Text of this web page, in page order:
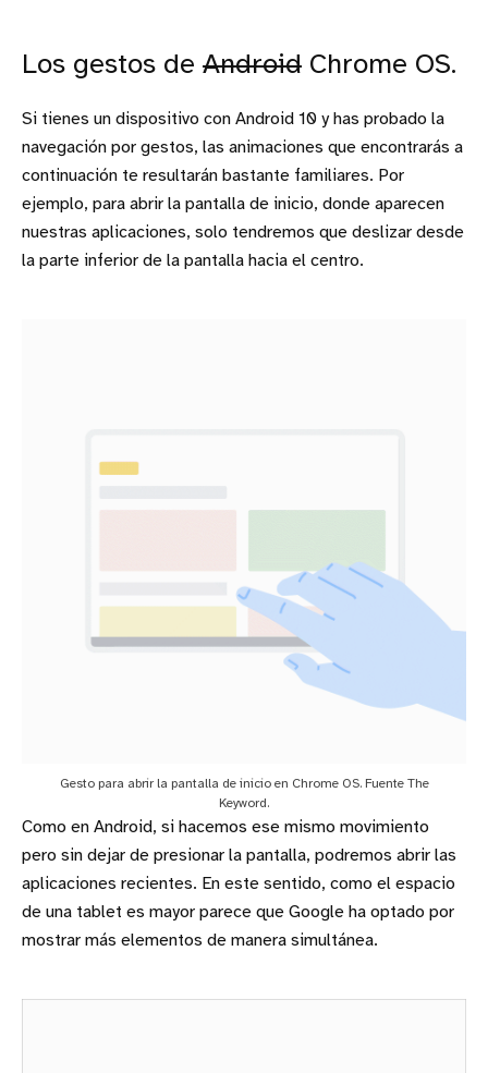
Los gestos de Android Chrome OS.
Si tienes un dispositivo con Android 10 y has probado la
navegación por gestos, las animaciones que encontrarás a
continuación te resultarán bastante familiares. Por
ejemplo, para abrir la pantalla de inicio, donde aparecen
nuestras aplicaciones, solo tendremos que deslizar desde
la parte inferior de la pantalla hacia el centro.
Gesto para abrir la pantalla de inicio en Chrome OS. Fuente The
Keyword.
Como en Android, si hacemos ese mismo movimiento
pero sin dejar de presionar la pantalla, podremos abrir las
aplicaciones recientes. En este sentido, como el espacio
de una tablet es mayor parece que Google ha optado por
mostrar más elementos de manera simultánea.